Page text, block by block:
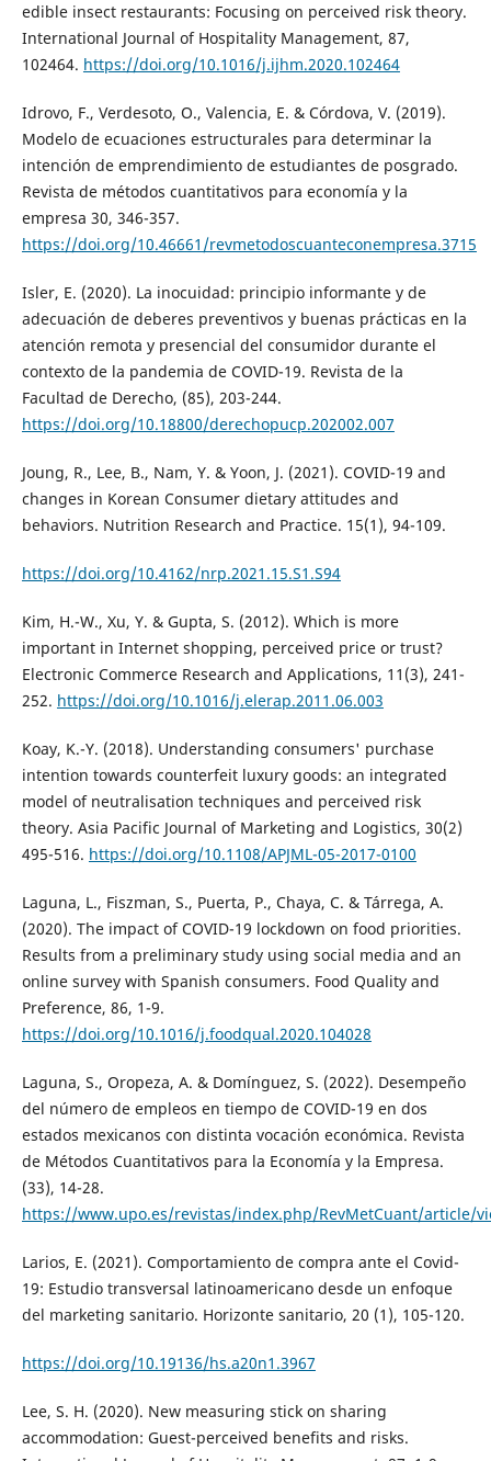
edible insect restaurants: Focusing on perceived risk theory.
International Journal of Hospitality Management, 87,
102464. https://doi.org/10.1016/j.ijhm.2020.102464
Idrovo, F., Verdesoto, O., Valencia, E. & Córdova, V. (2019).
Modelo de ecuaciones estructurales para determinar la
intención de emprendimiento de estudiantes de posgrado.
Revista de métodos cuantitativos para economía y la
empresa 30, 346-357.
https://doi.org/10.46661/revmetodoscuanteconempresa.3715
Isler, E. (2020). La inocuidad: principio informante y de
adecuación de deberes preventivos y buenas prácticas en la
atención remota y presencial del consumidor durante el
contexto de la pandemia de COVID-19. Revista de la
Facultad de Derecho, (85), 203-244.
https://doi.org/10.18800/derechopucp.202002.007
Joung, R., Lee, B., Nam, Y. & Yoon, J. (2021). COVID-19 and
changes in Korean Consumer dietary attitudes and
behaviors. Nutrition Research and Practice. 15(1), 94-109.
https://doi.org/10.4162/nrp.2021.15.S1.S94
Kim, H.-W., Xu, Y. & Gupta, S. (2012). Which is more
important in Internet shopping, perceived price or trust?
Electronic Commerce Research and Applications, 11(3), 241-
252. https://doi.org/10.1016/j.elerap.2011.06.003
Koay, K.-Y. (2018). Understanding consumers' purchase
intention towards counterfeit luxury goods: an integrated
model of neutralisation techniques and perceived risk
theory. Asia Pacific Journal of Marketing and Logistics, 30(2)
495-516. https://doi.org/10.1108/APJML-05-2017-0100
Laguna, L., Fiszman, S., Puerta, P., Chaya, C. & Tárrega, A.
(2020). The impact of COVID-19 lockdown on food priorities.
Results from a preliminary study using social media and an
online survey with Spanish consumers. Food Quality and
Preference, 86, 1-9.
https://doi.org/10.1016/j.foodqual.2020.104028
Laguna, S., Oropeza, A. & Domínguez, S. (2022). Desempeño
del número de empleos en tiempo de COVID-19 en dos
estados mexicanos con distinta vocación económica. Revista
de Métodos Cuantitativos para la Economía y la Empresa.
(33), 14-28.
https://www.upo.es/revistas/index.php/RevMetCuant/article/
Larios, E. (2021). Comportamiento de compra ante el Covid-
19: Estudio transversal latinoamericano desde un enfoque
del marketing sanitario. Horizonte sanitario, 20 (1), 105-120.
https://doi.org/10.19136/hs.a20n1.3967
Lee, S. H. (2020). New measuring stick on sharing
accommodation: Guest-perceived benefits and risks.